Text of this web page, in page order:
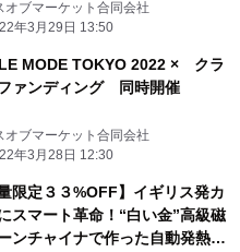
日販売開始
オブマーケット合同会社
年3月29日 13:50
MODE TOKYO 2022 × クラ
ァンディング 同時開催
オブマーケット合同会社
年3月28日 12:30
量限定３３%OFF】イギリス発カ
スマート革命！“白い金”高級磁
ンチャイナで作った自動発熱マ